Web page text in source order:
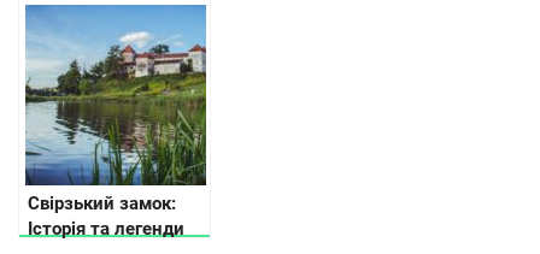
Свірзький замок:
Історія та легенди